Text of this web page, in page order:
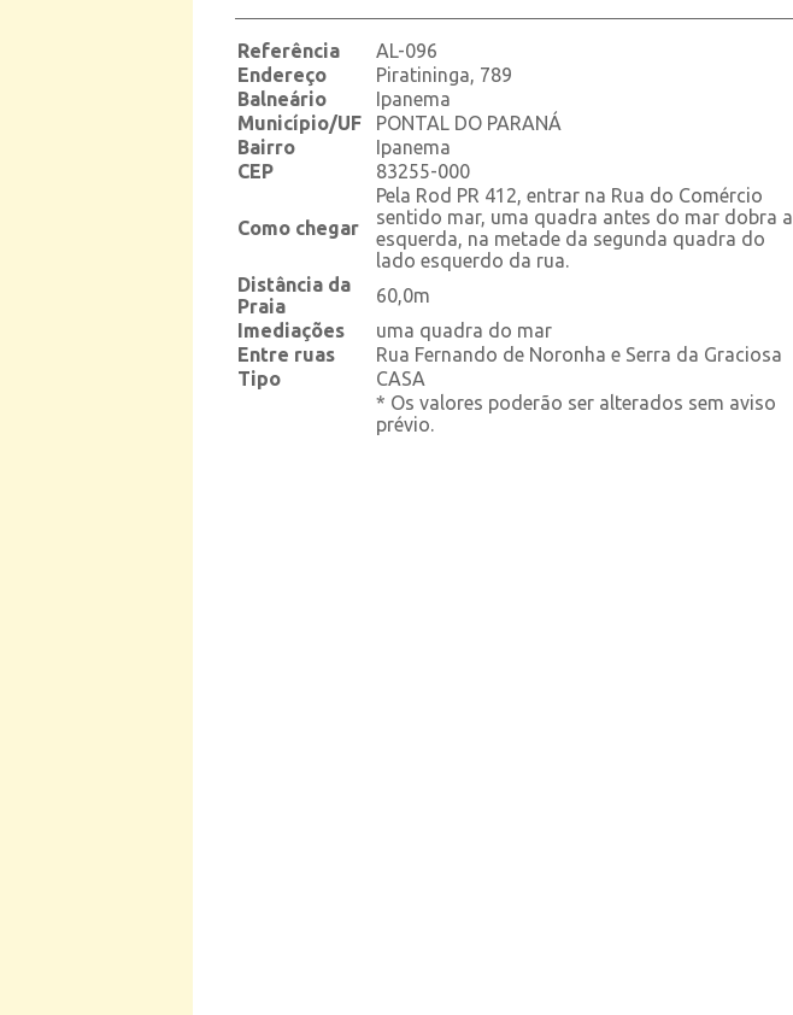
Referência
AL-096
Endereço
Piratininga, 789
Balneário
Ipanema
Município/UF
PONTAL DO PARANÁ
Bairro
Ipanema
CEP
83255-000
Como chegar
Pela Rod PR 412, entrar na Rua do Comércio
sentido mar, uma quadra antes do mar dobra a
esquerda, na metade da segunda quadra do
lado esquerdo da rua.
Distância da
Praia
60,0m
Imediações
uma quadra do mar
Entre ruas
Rua Fernando de Noronha e Serra da Graciosa
Tipo
CASA
* Os valores poderão ser alterados sem aviso
prévio.